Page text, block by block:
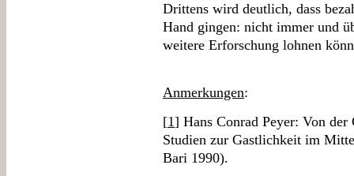
Drittens wird deutlich, dass
Hand gingen: nicht immer und
weitere Erforschung lohnen
Anmerkungen:
[1] Hans Conrad Peyer: Von der
Studien zur Gastlichkeit im
Bari 1990).